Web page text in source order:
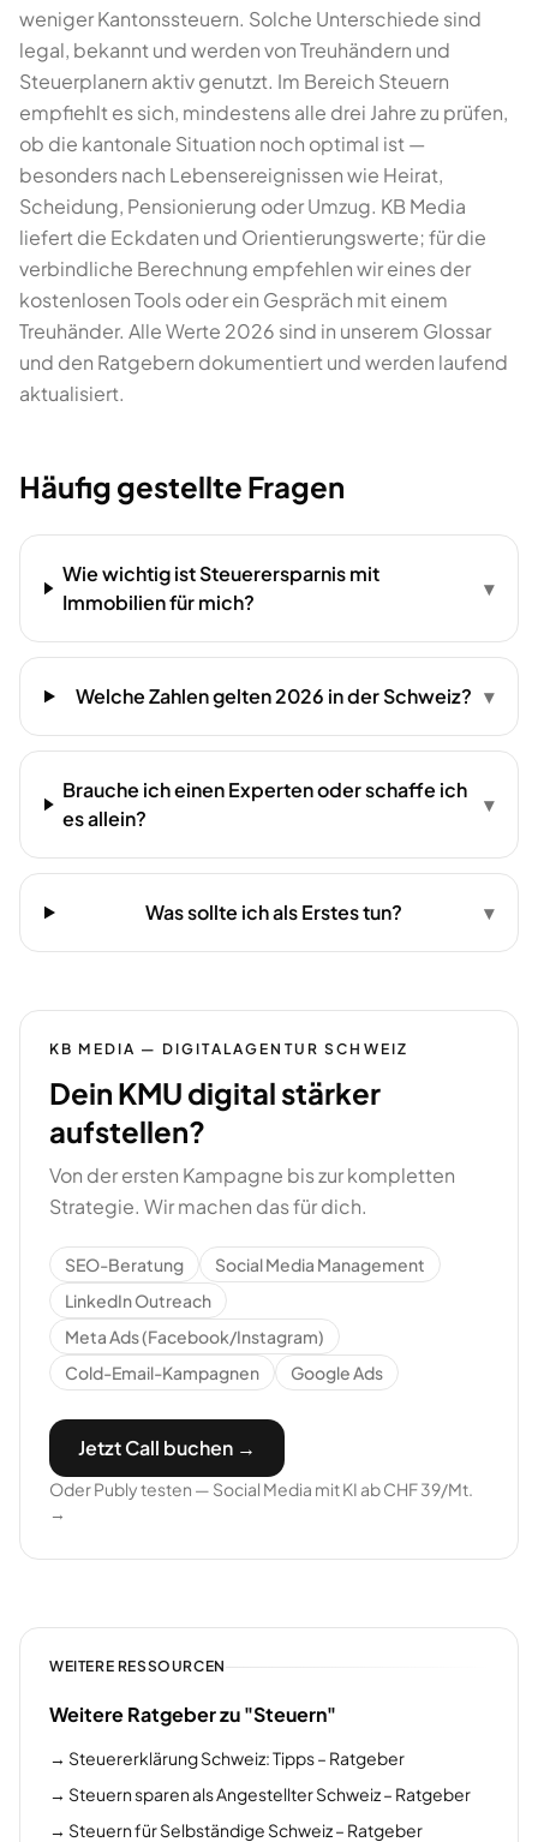
weniger Kantonssteuern. Solche Unterschiede sind
legal, bekannt und werden von Treuhändern und
Steuerplanern aktiv genutzt. Im Bereich Steuern
empfiehlt es sich, mindestens alle drei Jahre zu prüfen,
ob die kantonale Situation noch optimal ist —
besonders nach Lebensereignissen wie Heirat,
Scheidung, Pensionierung oder Umzug. KB Media
liefert die Eckdaten und Orientierungswerte; für die
verbindliche Berechnung empfehlen wir eines der
kostenlosen Tools oder ein Gespräch mit einem
Treuhänder. Alle Werte 2026 sind in unserem Glossar
und den Ratgebern dokumentiert und werden laufend
aktualisiert.
Häufig gestellte Fragen
Wie wichtig ist Steuerersparnis mit
Immobilien für mich?
▾
Welche Zahlen gelten 2026 in der Schweiz? ▾
Brauche ich einen Experten oder schaffe ich
es allein?
▾
Was sollte ich als Erstes tun? ▾
KB MEDIA — DIGITALAGENTUR SCHWEIZ
Dein KMU digital stärker
aufstellen?
Von der ersten Kampagne bis zur kompletten
Strategie. Wir machen das für dich.
SEO-Beratung
Social Media Management
LinkedIn Outreach
Meta Ads (Facebook/Instagram)
Cold-Email-Kampagnen
Google Ads
Jetzt Call buchen →
Oder Publy testen — Social Media mit KI ab CHF 39/Mt.
→
WEITERE RESSOURCEN
Weitere Ratgeber zu "Steuern"
→ Steuererklärung Schweiz: Tipps – Ratgeber
→ Steuern sparen als Angestellter Schweiz – Ratgeber
→ Steuern für Selbständige Schweiz – Ratgeber